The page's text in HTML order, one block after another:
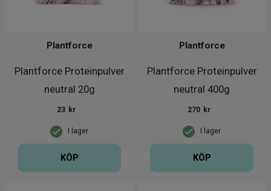
Plantforce Proteinpulver
neutral 20g
Plantforce
I lager
23 kr
KÖP
Plantforce Proteinpulver
neutral 400g
Plantforce
I lager
270 kr
KÖP